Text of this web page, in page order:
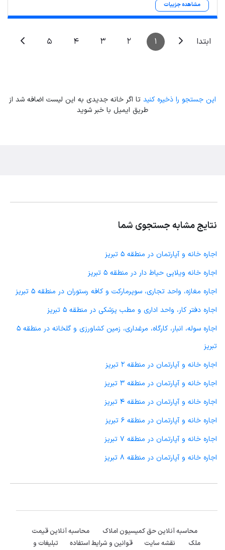
مشاهده جزییات
ابتدا 1
2
3
4
5
این جستجو را ذخیره کنید تا اگر خانه جدیدی به این لیست اضافه شد از
طریق ایمیل با خبر شوید
نتایج مشابه جستجوی شما
اجاره خانه و آپارتمان در منطقه 5 تبریز
اجاره خانه ویلایی حیاط دار در منطقه 5 تبریز
اجاره مغازه، واحد تجاری، سوپرمارکت و کافه رستوران در منطقه 5 تبریز
اجاره دفتر کار، واحد اداری و مطب پزشکی در منطقه 5 تبریز
اجاره سوله، انبار، کارگاه، مرغداری، زمین کشاورزی و گلخانه در منطقه 5
تبریز
اجاره خانه و آپارتمان در منطقه 2 تبریز
اجاره خانه و آپارتمان در منطقه 3 تبریز
اجاره خانه و آپارتمان در منطقه 4 تبریز
اجاره خانه و آپارتمان در منطقه 6 تبریز
اجاره خانه و آپارتمان در منطقه 7 تبریز
اجاره خانه و آپارتمان در منطقه 8 تبریز
محاسبه آنلاین حق کمیسیون املاک
محاسبه آنلاین قیمت
ملک
نقشه سایت قوانین و شرایط استفاده تبلیغات و